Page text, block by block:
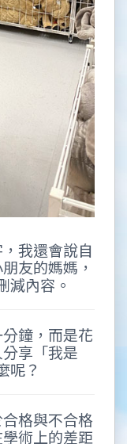
我還會說自
友的媽媽，
減內容。
鐘，而是花
享「我是
呢？
格與不合格
術上的差距